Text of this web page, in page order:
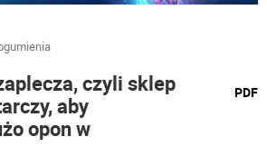
czyli sklep
aby
opon w
PDF